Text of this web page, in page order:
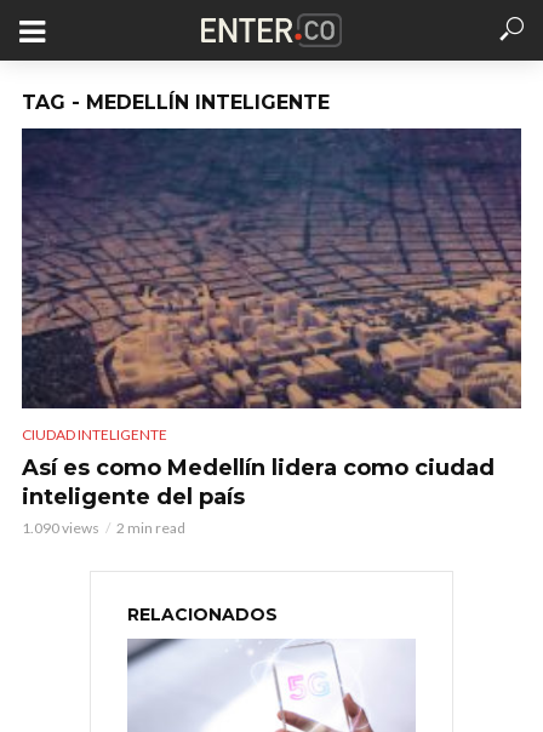
TAG - MEDELLÍN INTELIGENTE
CIUDAD INTELIGENTE
Así es como Medellín lidera como ciudad
inteligente del país
1.090 views 2 min read
RELACIONADOS